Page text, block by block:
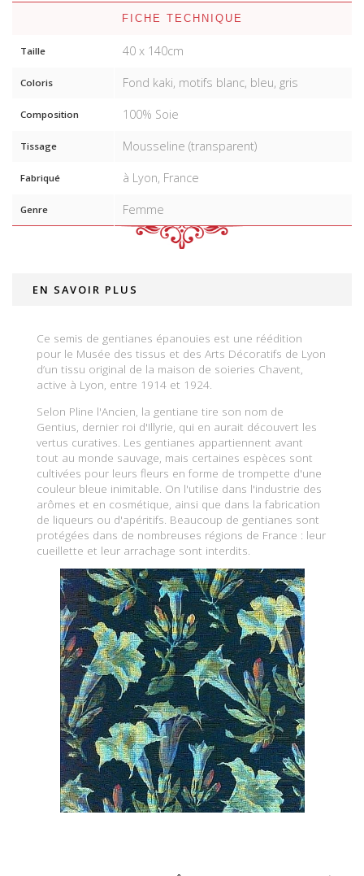
FICHE TECHNIQUE
Taille 40 x 140cm
Coloris Fond kaki, motifs blanc, bleu, gris
Composition 100% Soie
Tissage Mousseline (transparent)
Fabriqué à Lyon, France
Genre Femme
EN SAVOIR PLUS
Ce semis de gentianes épanouies est une réédition
pour le Musée des tissus et des Arts Décoratifs de Lyon
d’un tissu original de la maison de soieries Chavent,
active à Lyon, entre 1914 et 1924.
Selon Pline l'Ancien, la gentiane tire son nom de
Gentius, dernier roi d'Illyrie, qui en aurait découvert les
vertus curatives. Les gentianes appartiennent avant
tout au monde sauvage, mais certaines espèces sont
cultivées pour leurs fleurs en forme de trompette d'une
couleur bleue inimitable. On l'utilise dans l'industrie des
arômes et en cosmétique, ainsi que dans la fabrication
de liqueurs ou d'apéritifs. Beaucoup de gentianes sont
protégées dans de nombreuses régions de France : leur
cueillette et leur arrachage sont interdits.